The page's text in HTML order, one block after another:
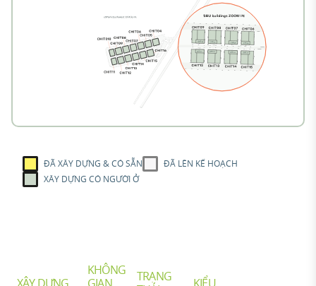
ĐÃ XÂY DỰNG & CÓ SẴN
ĐÃ LÊN KẾ HOẠCH
XÂY DỰNG CÓ NGƯỜI Ở
KHÔNG
TRẠNG